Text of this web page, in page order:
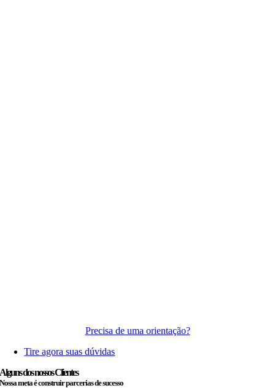
Precisa de uma orientação?
Tire agora suas dúvidas
Alguns dos nossos Clientes
Nossa meta é construir parcerias de sucesso